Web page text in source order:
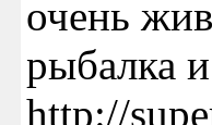
очень
рыбалка
http://